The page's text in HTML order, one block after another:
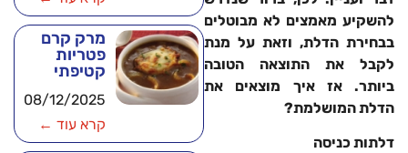
להשקיע מאמצים לא מבוטלים
בבחירת הדלת, וזאת על מנת
לקבל את התוצאה הטובה
ביותר. אז איך מוצאים את
הדלת המושלמת?
דלתות כניסה
מרק קרם
פטריות
קטיפתי
08/12/2025
קרא עוד ←